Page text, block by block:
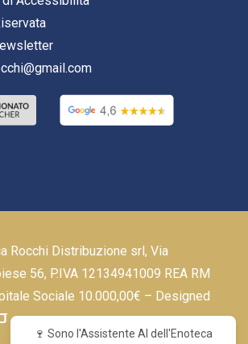
Rocchi Distribuzione srl, Via
56, P.IVA 12134941009 REA RM
Sociale 10.000,00€ – Designed
🍷 Sono l'Assistente AI dell'Enoteca